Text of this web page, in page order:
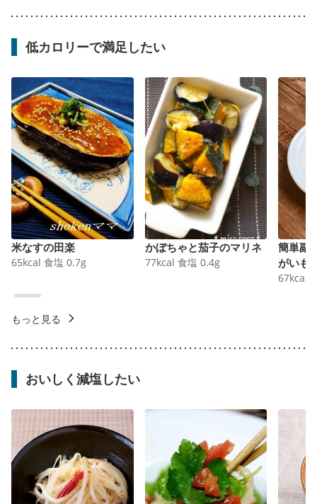
低カロリーで満足したい
米なすの田楽
65kcal 食塩 0.7g
かぼちゃと茄子のマリネ
77kcal 食塩 0.4g
簡単副
がいも
67kcal
もっと見る
おいしく減塩したい